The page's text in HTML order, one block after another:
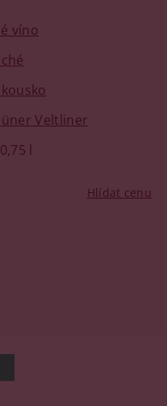
víno
Veltliner
l
Hlídat cenu